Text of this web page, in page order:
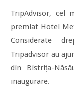
TripAdvisor, cel
premiat Hotel
Considerate
Tripadvisor au
din Bistrița-
inaugurare.